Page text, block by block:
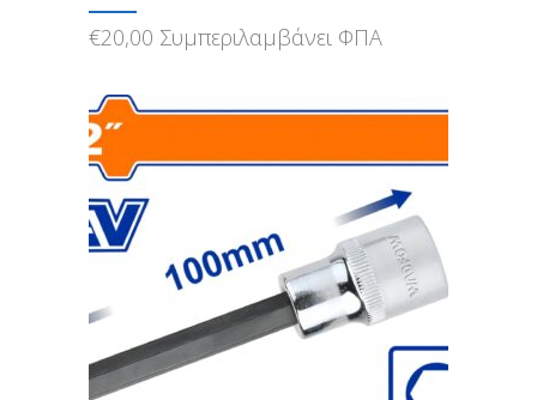
€20,00 Συμπεριλαμβάνει ΦΠΑ